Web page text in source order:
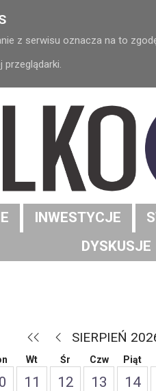
z serwisu oznacza na to
INWESTYCJE
DYSKUSJE
SIERPIEŃ
Wt
11
Śr
12
Czw
13
Piąt
14